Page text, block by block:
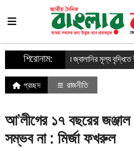
শিরোনাম:
* বিশ্ব বাজারে জ্বালানির মূল্য বৃদ্ধিতে ঈদ
প্রচ্ছদ রাজনীতি
আ’লীগের ১৭ বছরের
সম্ভব না : মির্জা ফখরুল